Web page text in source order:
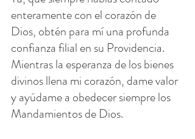
enteramente con el corazón de
Dios, obtén para mí una profunda
confianza filial en su Providencia.
Mientras la esperanza de los bienes
divinos llena mi corazón, dame valor
y ayúdame a obedecer siempre los
Mandamientos de Dios.